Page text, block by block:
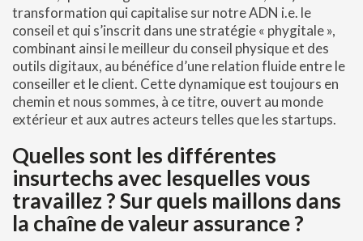
transformation qui capitalise sur notre ADN i.e. le
conseil et qui s’inscrit dans une stratégie « phygitale »,
combinant ainsi le meilleur du conseil physique et des
outils digitaux, au bénéfice d’une relation fluide entre le
conseiller et le client. Cette dynamique est toujours en
chemin et nous sommes, à ce titre, ouvert au monde
extérieur et aux autres acteurs telles que les startups.
Quelles sont les différentes
insurtechs avec lesquelles vous
travaillez ? Sur quels maillons dans
la chaîne de valeur assurance ?